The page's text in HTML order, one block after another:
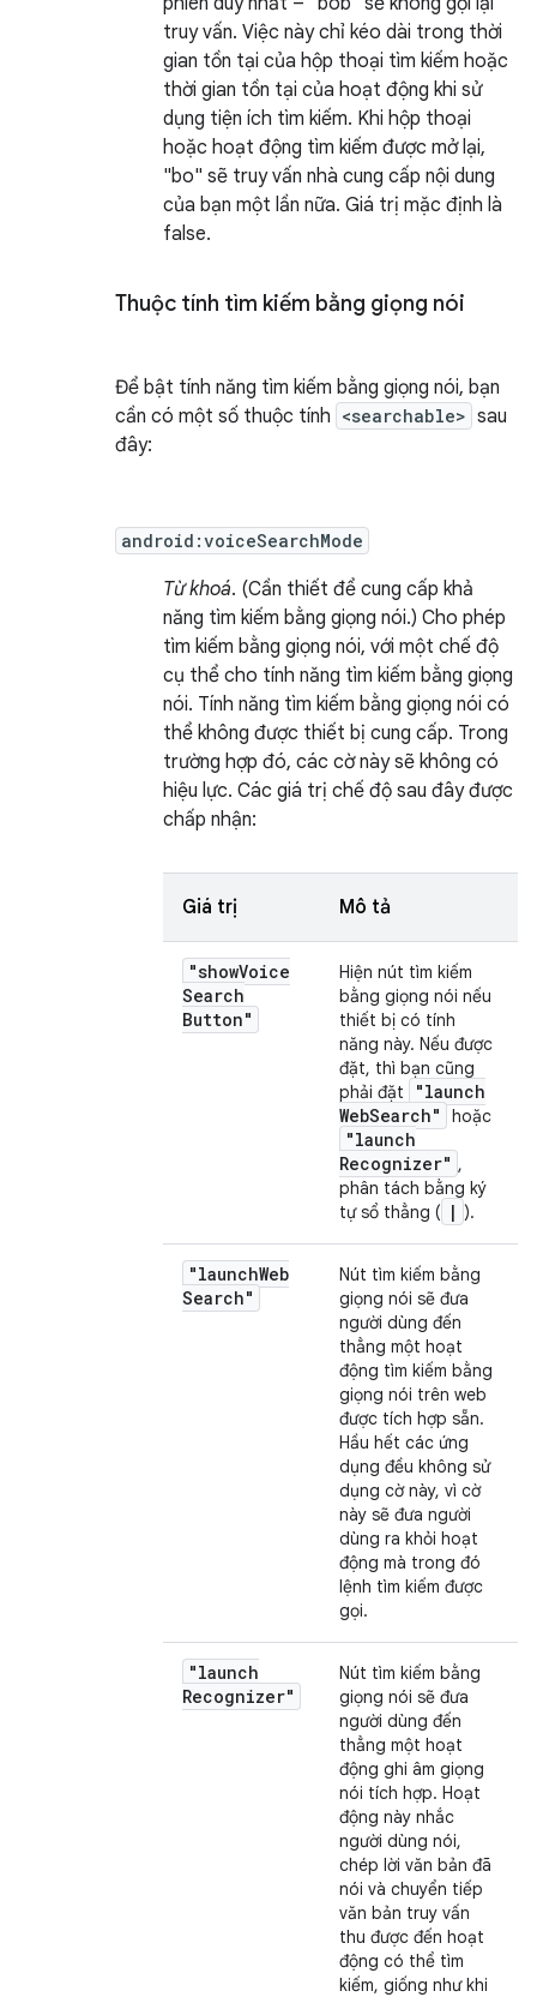
truy vấn. Việc này chỉ kéo dài trong thời
gian tồn tại của hộp thoại tìm kiếm hoặc
thời gian tồn tại của hoạt động khi sử
dụng tiện ích tìm kiếm. Khi hộp thoại
hoặc hoạt động tìm kiếm được mở lại,
"bo" sẽ truy vấn nhà cung cấp nội dung
của bạn một lần nữa. Giá trị mặc định là
false.
Thuộc tính tìm kiếm bằng giọng nói
Để bật tính năng tìm kiếm bằng giọng nói, bạn
cần có một số thuộc tính <searchable> sau
đây:
android:voiceSearchMode
Từ khoá. (Cần thiết để cung cấp khả
năng tìm kiếm bằng giọng nói.) Cho phép
tìm kiếm bằng giọng nói, với một chế độ
cụ thể cho tính năng tìm kiếm bằng giọng
nói. Tính năng tìm kiếm bằng giọng nói có
thể không được thiết bị cung cấp. Trong
trường hợp đó, các cờ này sẽ không có
hiệu lực. Các giá trị chế độ sau đây được
chấp nhận:
Giá trị Mô tả
"showVoice
Search
Button"
Hiện nút tìm kiếm
bằng giọng nói nếu
thiết bị có tính
năng này. Nếu được
đặt, thì bạn cũng
phải đặt
"launch
WebSearch" hoặc
"launch
Recognizer" ,
phân tách bằng ký
tự sổ thẳng ( | ).
"launchWeb
Search"
Nút tìm kiếm bằng
giọng nói sẽ đưa
người dùng đến
thẳng một hoạt
động tìm kiếm bằng
giọng nói trên web
được tích hợp sẵn.
Hầu hết các ứng
dụng đều không sử
dụng cờ này, vì cờ
này sẽ đưa người
dùng ra khỏi hoạt
động mà trong đó
lệnh tìm kiếm được
gọi.
"launch
Recognizer"
Nút tìm kiếm bằng
giọng nói sẽ đưa
người dùng đến
thẳng một hoạt
động ghi âm giọng
nói tích hợp. Hoạt
động này nhắc
người dùng nói,
chép lời văn bản đã
nói và chuyển tiếp
văn bản truy vấn
thu được đến hoạt
động có thể tìm
kiếm, giống như khi